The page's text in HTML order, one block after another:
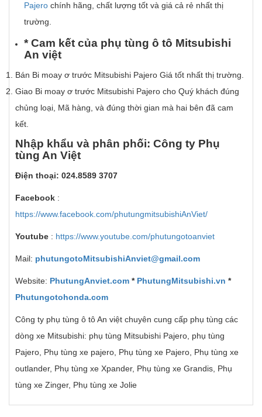
Pajero chính hãng, chất lượng tốt và giá cả rẻ nhất thị
trường.
*Cam kết của phụ tùng ô tô Mitsubishi
An việt
Bán Bi moay ơ trước Mitsubishi Pajero Giá tốt nhất thị trường.
Giao Bi moay ơ trước Mitsubishi Pajero cho Quý khách đúng
chủng loại, Mã hàng, và đúng thời gian mà hai bên đã cam
kết.
Nhập khẩu và phân phối: Công ty Phụ
tùng An Việt
Điện thoại: 024.8589 3707
Facebook :
https://www.facebook.com/phutungmitsubishiAnViet/
Youtube : https://www.youtube.com/phutungotoanviet
Mail: phutungotoMitsubishiAnviet@gmail.com
Website: PhutungAnviet.com * PhutungMitsubishi.vn *
Phutungotohonda.com
Công ty phụ tùng ô tô An việt chuyên cung cấp phụ tùng các
dòng xe Mitsubishi: phụ tùng Mitsubishi Pajero, phụ tùng
Pajero, Phụ tùng xe pajero, Phụ tùng xe Pajero, Phụ tùng xe
outlander, Phụ tùng xe Xpander, Phụ tùng xe Grandis, Phụ
tùng xe Zinger, Phụ tùng xe Jolie